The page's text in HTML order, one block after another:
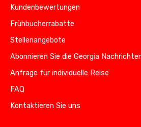
Kundenbewertungen
Frühbucherrabatte
Stellenangebote
Abonnieren Sie die Georgia
Anfrage für individuelle Reise
FAQ
Kontaktieren Sie uns